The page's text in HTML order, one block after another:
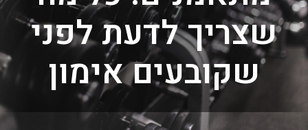
שצריך לדעת לפני
שקובעים אימון